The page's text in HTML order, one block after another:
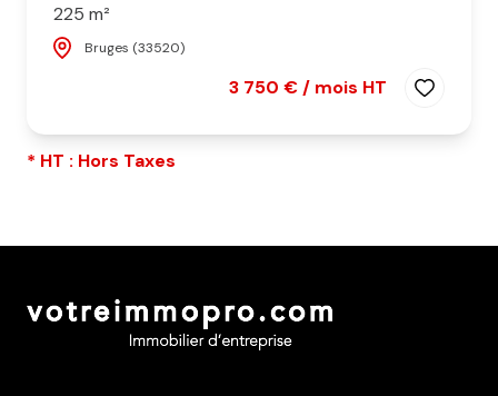
225 m²
Bruges (33520)
3 750 € / mois HT
* HT : Hors Taxes